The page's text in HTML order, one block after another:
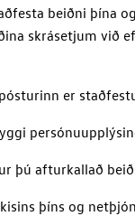
beiðni þína
skrásetjum við
er
þú afturkallað
þíns og